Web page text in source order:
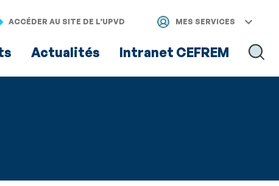
ACCÉDER AU SITE DE L’UPVD MES SERVICES
Actualités Intranet CEFREM